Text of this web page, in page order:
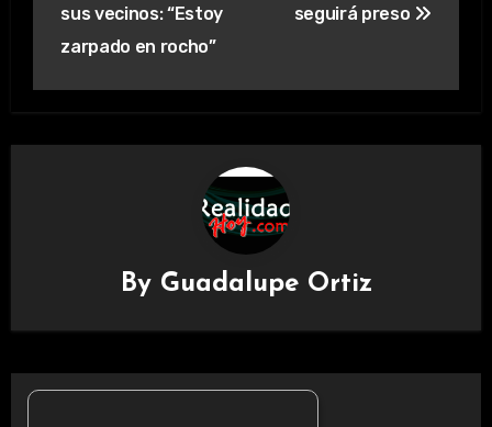
sus vecinos: “Estoy
zarpado en rocho”
seguirá preso
By Guadalupe Ortiz